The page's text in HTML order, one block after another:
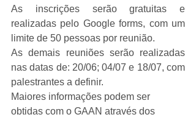
As inscrições serão gratuitas e
realizadas pelo Google forms, com um
limite de 50 pessoas por reunião.
As demais reuniões serão realizadas
nas datas de: 20/06; 04/07 e 18/07, com
palestrantes a definir.
Maiores informações podem ser
obtidas com o GAAN através dos